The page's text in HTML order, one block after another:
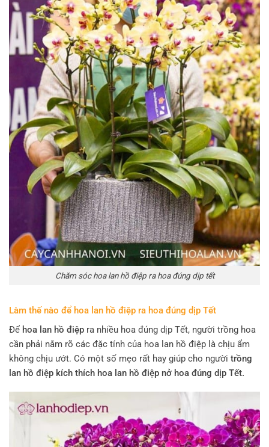
Chăm sóc hoa lan hồ điệp ra hoa đúng dịp tết
Làm thế nào để hoa lan hồ điệp ra hoa đúng dịp Tết
Để hoa lan hồ điệp ra nhiều hoa đúng dịp Tết, người trồng hoa
cần phải nắm rõ các đặc tính của hoa lan hồ điệp là chịu ẩm
không chịu ướt. Có một số mẹo rất hay giúp cho người trồng
lan hồ điệp kích thích hoa lan hồ điệp nở hoa đúng dịp Tết.